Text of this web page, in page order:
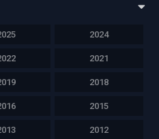
2024
2021
2018
2015
2012